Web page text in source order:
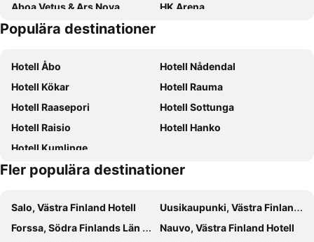
Park Hotel Turku
Best Western Seaport
Gasthaus Henri
Hotelli & Ravintola Martinhovi
HeseHotelli Turku Kaskentie
Ilmaristen Matkailutila
Aamuranta
Villa Wolax
Turku
Villa Rauhala
SUNBORN YACHT HOTEL
Aboa Vetus & Ars Nova
HK Arena
Turku Airport
Åbo Svenska Teatern
Hirvensalo Ski
Forum Marinum Turku
Turun Messu- ja Kongressikeskus
Logomo
Populära destinationer
Hotell Åbo
Hotell Nådendal
Hotell Kökar
Hotell Rauma
Hotell Raasepori
Hotell Sottunga
Hotell Raisio
Hotell Hanko
Hotell Kumlinge
Fler populära destinationer
Salo, Västra Finland Hotell
Uusikaupunki, Västra Finland Hotell
Forssa, Södra Finlands Län Hotell
Nauvo, Västra Finland Hotell